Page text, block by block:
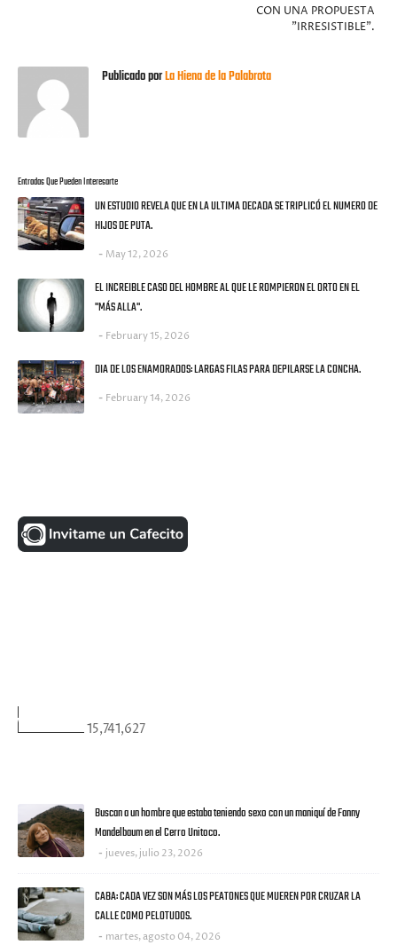
CON UNA PROPUESTA
"IRRESISTIBLE".
Publicado porLa Hiena de la Palabrota
Entradas Que Pueden Interesarte
UN ESTUDIO REVELA QUE EN LA ULTIMA DECADA SE TRIPLICÓ EL NUMERO DE
HIJOS DE PUTA.
May 12, 2026
EL INCREIBLE CASO DEL HOMBRE AL QUE LE ROMPIERON EL ORTO EN EL
"MÁS ALLA".
February 15, 2026
DIA DE LOS ENAMORADOS: LARGAS FILAS PARA DEPILARSE LA CONCHA.
February 14, 2026
15,741,627
Buscan a un hombre que estaba teniendo sexo con un maniquí de Fanny
Mandelbaum en el Cerro Unitoco.
jueves, julio 23, 2026
CABA: CADA VEZ SON MÁS LOS PEATONES QUE MUEREN POR CRUZAR LA
CALLE COMO PELOTUDOS.
martes, agosto 04, 2026